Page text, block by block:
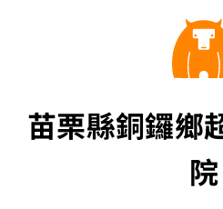
苗栗縣銅鑼鄉
院